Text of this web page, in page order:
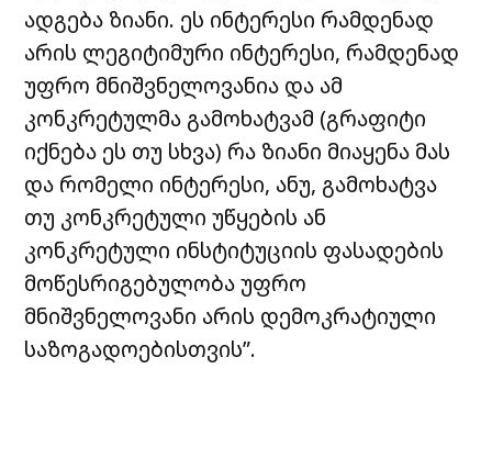
ადგება ზიანი. ეს ინტერესი რამდენად
არის ლეგიტიმური ინტერესი, რამდენად
უფრო მნიშვნელოვანია და ამ
კონკრეტულმა გამოხატვამ (გრაფიტი
იქნება ეს თუ სხვა) რა ზიანი მიაყენა მას
და რომელი ინტერესი, ანუ, გამოხატვა
თუ კონკრეტული უწყების ან
კონკრეტული ინსტიტუციის ფასადების
მოწესრიგებულობა უფრო
მნიშვნელოვანი არის დემოკრატიული
საზოგადოებისთვის”.